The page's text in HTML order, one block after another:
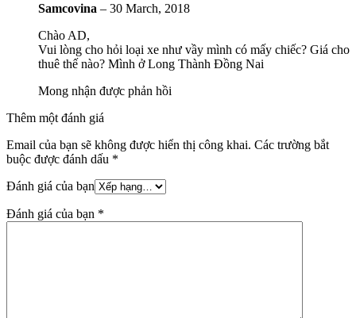
Samcovina – 30 March, 2018
Chào AD,
Vui lòng cho hỏi loại xe như vầy mình có mấy chiếc? Giá cho
thuê thế nào? Mình ở Long Thành Đồng Nai
Mong nhận được phản hồi
Thêm một đánh giá
Email của bạn sẽ không được hiển thị công khai. Các trường bắt
buộc được đánh dấu *
Đánh giá của bạn
Đánh giá của bạn *